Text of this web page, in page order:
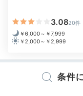
3.0820件
￥6,000～￥7,999
￥2,000～￥2,999
条件